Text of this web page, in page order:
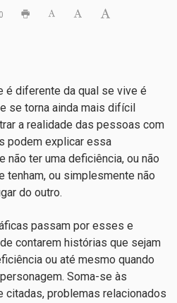
0
é diferente da qual se vive é
se torna ainda mais difícil
a realidade das pessoas com
podem explicar essa
não ter uma deficiência, ou não
tenham, ou simplesmente não
do outro.
passam por esses e
contarem histórias que sejam
ou até mesmo quando
Soma-se às
citadas, problemas relacionados